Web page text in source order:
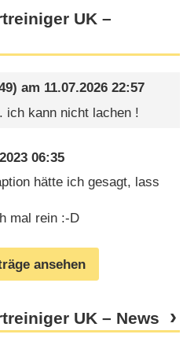
UK –
am 11.07.2026 22:57
ich kann nicht lachen !
06:35
hätte ich gesagt, lass
mal rein :-D
ansehen
UK – News